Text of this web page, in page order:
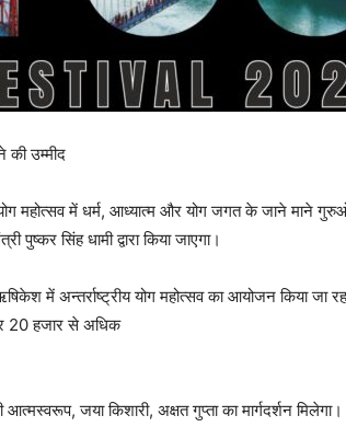
उम्मीद
योग महोत्सव में धर्म, आध्यात्म और योग जगत के जाने माने
पुष्कर सिंह धामी द्वारा किया जाएगा।
में अन्तर्राष्ट्रीय योग महोत्सव का आयोजन किया जा
20 हजार से अधिक
आत्मस्वरूप, जया किशारी, अक्षत गुप्ता का मार्गदर्शन